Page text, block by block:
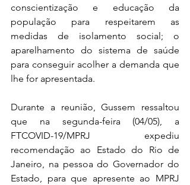
conscientização e educação da
população para respeitarem as
medidas de isolamento social; o
aparelhamento do sistema de saúde
para conseguir acolher a demanda que
lhe for apresentada.
Durante a reunião, Gussem ressaltou
que na segunda-feira (04/05), a
FTCOVID-19/MPRJ expediu
recomendação ao Estado do Rio de
Janeiro, na pessoa do Governador do
Estado, para que apresente ao MPRJ